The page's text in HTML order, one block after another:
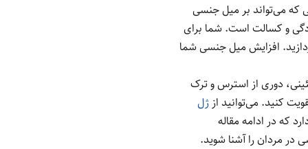
که می‌تواند بر میل جنسی
و کسالت است. شما برای
افزایش میل جنسی شما
دوری از استرس و ترک
کنید. می‌توانید از ژل
که در ادامه مقاله
در مردان را آشنا شوید.